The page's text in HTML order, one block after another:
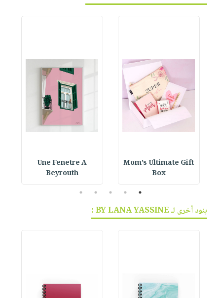
Mom’s Ultimate Gift
Box
Une Fenetre A
Beyrouth
1
2
3
4
5
بنود أخرى لـ BY LANA YASSINE :